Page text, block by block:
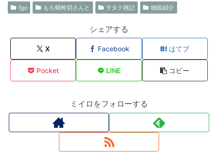
fgo もち蜻蛉切さんと ヲタク雑記 物販紹介
シェアする
X Facebook はてブ
Pocket LINE コピー
ミイロをフォローする